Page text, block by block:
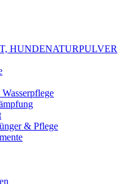
HUNDENATURPULVER
& Pflege